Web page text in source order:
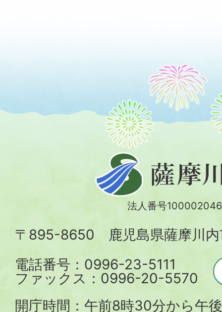
摩
川
法人番号
〒895-8650 鹿児島県薩摩川内
電話番号：0996-23-5111
ファックス：0996-20-5570
開庁時間：午前8時30分から午